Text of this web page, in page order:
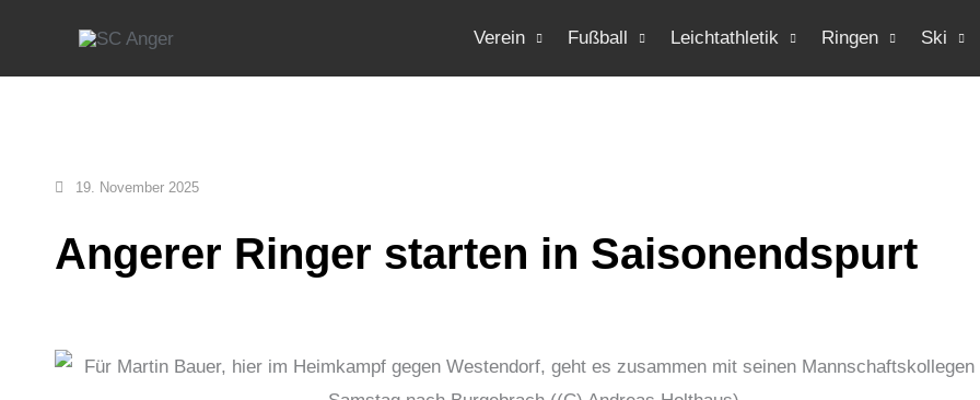
springen
Verein Fußball Leichtathletik Ringen Ski
19. November 2025
Angerer Ringer starten in Saisonendspurt